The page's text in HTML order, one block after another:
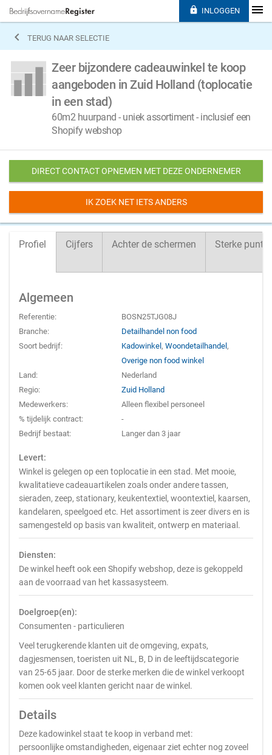
 TERUG NAAR SELECTIE
Zeer bijzondere cadeauwinkel te koop
aangeboden in Zuid Holland (toplocatie
in een stad)
60m2 huurpand - uniek assortiment - inclusief een
Shopify webshop
DIRECT CONTACT OPNEMEN MET DEZE ONDERNEMER
IK ZOEK NET IETS ANDERS
Profiel Cijfers Achter de schermen Sterke
Algemeen
Referentie:
BOSN25TJG08J
Branche:
Detailhandel non food
Soort bedrijf:
Kadowinkel,Woondetailhandel,
Overige non food winkel
Land:
Nederland
Regio:
Zuid Holland
Medewerkers:
Alleen flexibel personeel
% tijdelijk contract:
-
Bedrijf bestaat:
Langer dan 3 jaar
Levert:
Winkel is gelegen op een toplocatie in een stad. Met mooie,
kwalitatieve cadeauartikelen zoals onder andere tassen,
sieraden, zeep, stationary, keukentextiel, woontextiel, kaarsen,
kandelaren, speelgoed etc. Het assortiment is zeer divers en is
samengesteld op basis van kwaliteit, ontwerp en materiaal.
Diensten:
De winkel heeft ook een Shopify webshop, deze is gekoppeld
aan de voorraad van het kassasysteem.
Doelgroep(en):
Consumenten - particulieren
Veel terugkerende klanten uit de omgeving, expats,
dagjesmensen, toeristen uit NL, B, D in de leeftijdscategorie
van 25-65 jaar. Door de sterke merken die de winkel verkoopt
komen ook veel klanten gericht naar de winkel.
Details
Deze kadowinkel staat te koop in verband met:
persoonlijke omstandigheden, eigenaar ziet echter nog zoveel
 INLOGGEN